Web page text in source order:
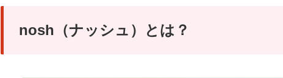
nosh（ナッシュ）とは？